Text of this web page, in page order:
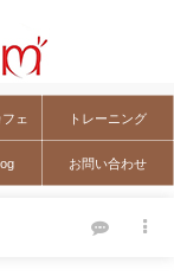
ェ トレーニング
お問い合わせ